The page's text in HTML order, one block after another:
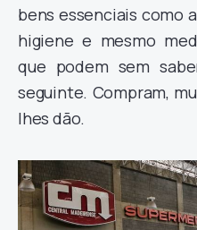
bens essenciais como
higiene e mesmo
que podem sem
seguinte. Compram,
lhes dão.